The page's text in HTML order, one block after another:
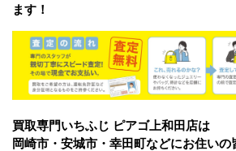
ます！
買取専門いちふじ ピアゴ上和田店は
岡崎市・安城市・幸田町などにお住い